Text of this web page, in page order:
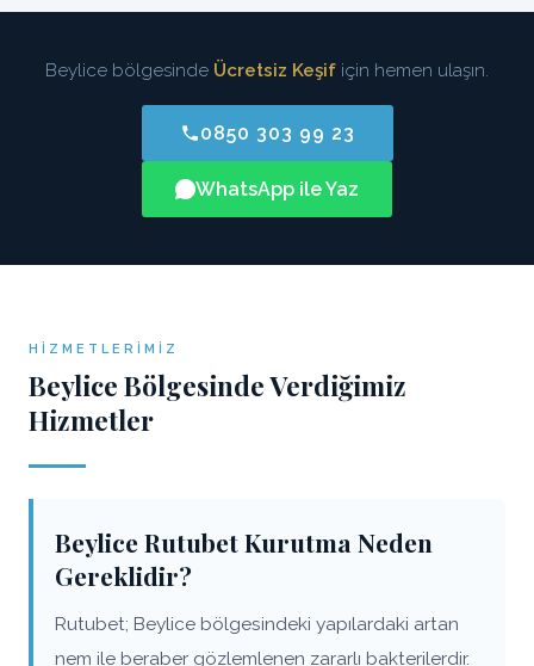
Beylice bölgesinde Ücretsiz Keşif için hemen ulaşın.
0850 303 99 23
WhatsApp ile Yaz
HIZMETLERIMIZ
Beylice Bölgesinde Verdiğimiz
Hizmetler
Beylice Rutubet Kurutma Neden
Gereklidir?
Rutubet; Beylice bölgesindeki yapılardaki artan
nem ile beraber gözlemlenen zararlı bakterilerdir.